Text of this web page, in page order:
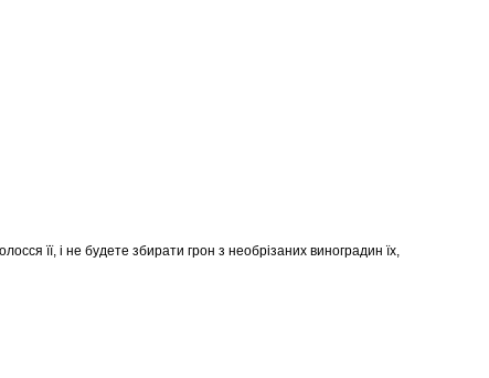
її, і не будете збирати грон з необрізаних виноградин їх,